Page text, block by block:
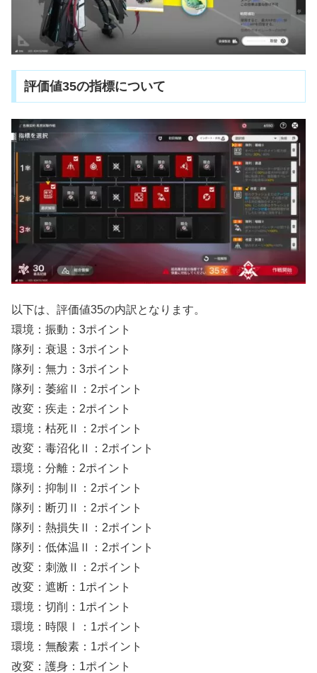
評価値35の指標について
以下は、評価値35の内訳となります。
環境：振動：3ポイント
隊列：衰退：3ポイント
隊列：無力：3ポイント
隊列：萎縮Ⅱ：2ポイント
改変：疾走：2ポイント
環境：枯死Ⅱ：2ポイント
改変：毒沼化Ⅱ：2ポイント
環境：分離：2ポイント
隊列：抑制Ⅱ：2ポイント
隊列：断刃Ⅱ：2ポイント
隊列：熱損失Ⅱ：2ポイント
隊列：低体温Ⅱ：2ポイント
改変：刺激Ⅱ：2ポイント
改変：遮断：1ポイント
環境：切削：1ポイント
環境：時限Ⅰ：1ポイント
環境：無酸素：1ポイント
改変：護身：1ポイント